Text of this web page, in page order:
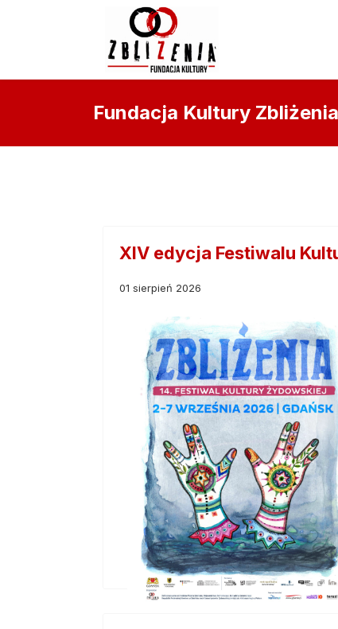
Fundacja Kultury Zbliżenia
XIV edycja Festiwalu
01 sierpień 2026